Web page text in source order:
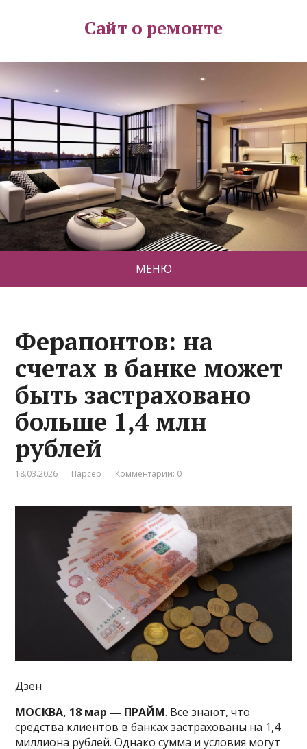
Сайт о ремонте
МЕНЮ
Ферапонтов: на
счетах в банке может
быть застраховано
больше 1,4 млн
рублей
18.03.2026 Парсер Комментарии: 0
Дзен
МОСКВА, 18 мар — ПРАЙМ. Все знают, что
средства клиентов в банках застрахованы на 1,4
миллиона рублей. Однако сумма и условия могут